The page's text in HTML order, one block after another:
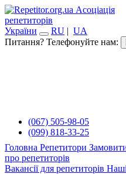
Асоціація
репетиторів
України
RU | UA
Питання? Телефонуйте нам:
(067) 505-98-05
(099) 818-33-25
Головна Репетитори
про репетиторів
Вакансії для репетиторів